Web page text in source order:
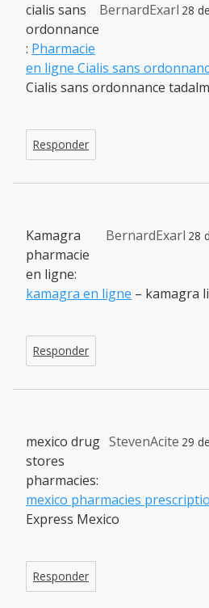
BernardExarl 28
cialis sans
ordonnance
: Pharmacie
en ligne Cialis sans
Cialis sans ordonnance
Responder
BernardExarl 28
Kamagra
pharmacie
en ligne:
kamagra en ligne – kamagra
Responder
StevenAcite 29
mexico drug
stores
pharmacies:
mexico pharmacies
Express Mexico
Responder